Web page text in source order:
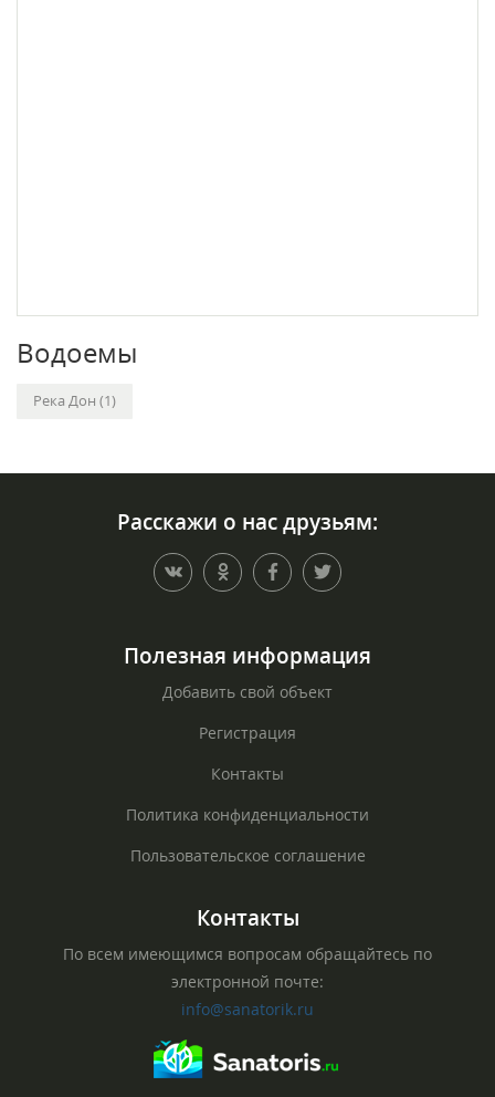
Водоемы
Река Дон (1)
Расскажи о нас друзьям:
Полезная информация
Добавить свой объект
Регистрация
Контакты
Политика конфиденциальности
Пользовательское соглашение
Контакты
По всем имеющимся вопросам обращайтесь по
электронной почте:
info@sanatorik.ru